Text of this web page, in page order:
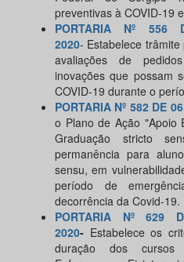
preventivas à COVID-19
PORTARIA Nº
2020- Estabelece
avaliações de
inovações que possam
COVID-19 durante o
PORTARIA Nº 582 DE
o Plano de Ação "Apoio
Graduação stricto
permanência para
sensu, em
período de
decorrência da Covid-19.
PORTARIA Nº 629
2020- Estabelece os
duração dos cursos